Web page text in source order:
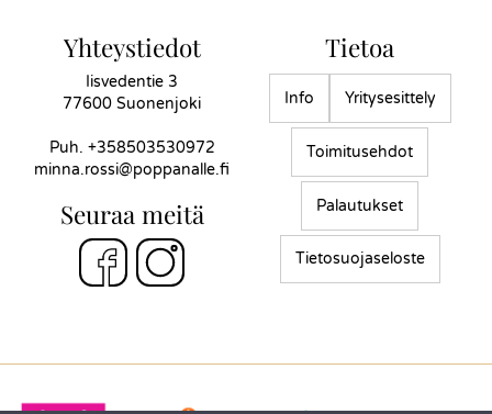
Yhteystiedot
Iisvedentie 3
77600 Suonenjoki
Puh. +358503530972
minna.rossi@poppanalle.fi
Seuraa meitä
Tietoa
Info Yritysesittely
Toimitusehdot
Palautukset
Tietosuojaseloste